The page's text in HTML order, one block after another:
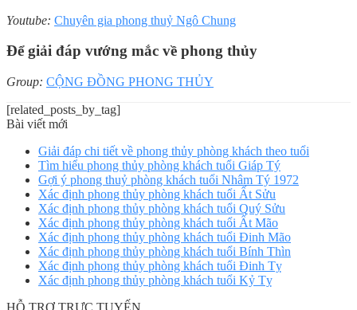
Youtube: Chuyên gia phong thuỷ Ngô Chung
Để giải đáp vướng mắc về phong thủy
Group: CỘNG ĐỒNG PHONG THỦY
[related_posts_by_tag]
Bài viết mới
Giải đáp chi tiết về phong thủy phòng khách theo tuổi
Tìm hiểu phong thủy phòng khách tuổi Giáp Tý
Gợi ý phong thuỷ phòng khách tuổi Nhâm Tý 1972
Xác định phong thủy phòng khách tuổi Ất Sửu
Xác định phong thủy phòng khách tuổi Quý Sửu
Xác định phong thủy phòng khách tuổi Ất Mão
Xác định phong thủy phòng khách tuổi Đinh Mão
Xác định phong thủy phòng khách tuổi Bính Thìn
Xác định phong thủy phòng khách tuổi Đinh Tỵ
Xác định phong thủy phòng khách tuổi Kỷ Tỵ